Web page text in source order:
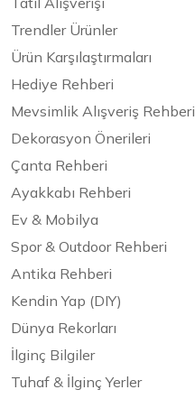
Trendler Ürünler
Ürün Karşılaştırmaları
Hediye Rehberi
Mevsimlik Alışveriş Rehberi
Dekorasyon Önerileri
Çanta Rehberi
Ayakkabı Rehberi
Ev & Mobilya
Spor & Outdoor Rehberi
Antika Rehberi
Kendin Yap (DIY)
Dünya Rekorları
İlginç Bilgiler
Tuhaf & İlginç Yerler